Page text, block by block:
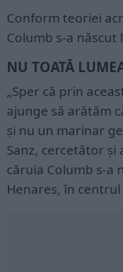
Conform teoriei
Columb s-a născut
NU TOATĂ
„Sper că prin
ajunge să arătăm
și nu un marinar
Sanz, cercetător
căruia Columb s-a
Henares, în centrul